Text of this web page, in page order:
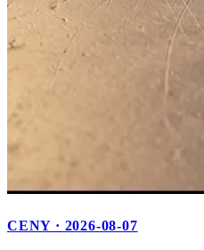
CENY · 2026-08-07